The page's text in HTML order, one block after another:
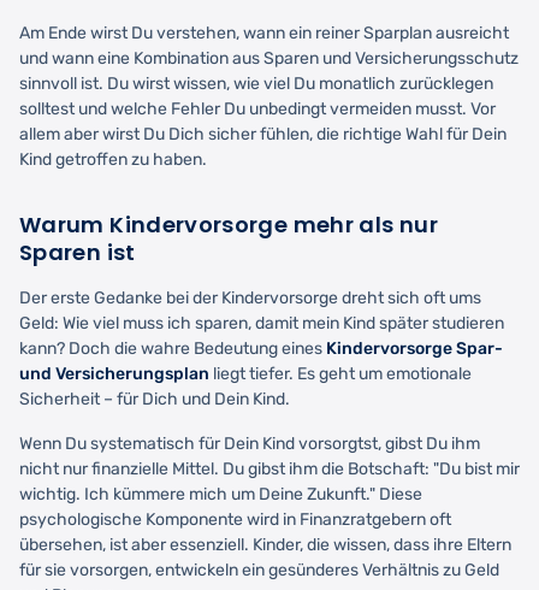
Am Ende wirst Du verstehen, wann ein reiner Sparplan ausreicht
und wann eine Kombination aus Sparen und Versicherungsschutz
sinnvoll ist. Du wirst wissen, wie viel Du monatlich zurücklegen
solltest und welche Fehler Du unbedingt vermeiden musst. Vor
allem aber wirst Du Dich sicher fühlen, die richtige Wahl für Dein
Kind getroffen zu haben.
Warum Kindervorsorge mehr als nur
Sparen ist
Der erste Gedanke bei der Kindervorsorge dreht sich oft ums
Geld: Wie viel muss ich sparen, damit mein Kind später studieren
kann? Doch die wahre Bedeutung eines Kindervorsorge Spar-
und Versicherungsplan liegt tiefer. Es geht um emotionale
Sicherheit – für Dich und Dein Kind.
Wenn Du systematisch für Dein Kind vorsorgtst, gibst Du ihm
nicht nur finanzielle Mittel. Du gibst ihm die Botschaft: "Du bist mir
wichtig. Ich kümmere mich um Deine Zukunft." Diese
psychologische Komponente wird in Finanzratgebern oft
übersehen, ist aber essenziell. Kinder, die wissen, dass ihre Eltern
für sie vorsorgen, entwickeln ein gesünderes Verhältnis zu Geld